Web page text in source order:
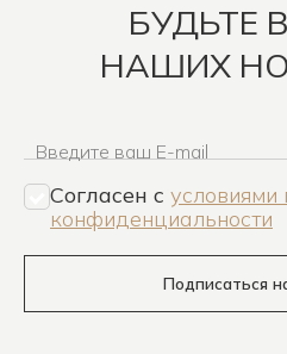
БУДЬТЕ
НАШИХ
Введите ваш E-mail
Согласен c условиями
конфиденциальности
Подписаться